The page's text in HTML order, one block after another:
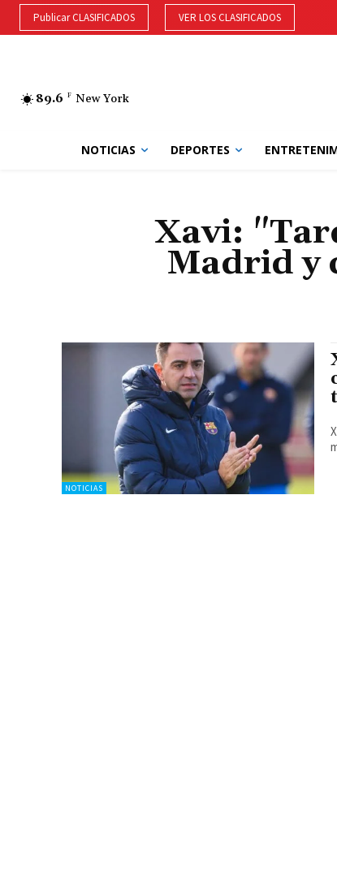
Publicar CLASIFICADOS VER LOS CLASIFICADOS
89.6 F New York
NOTICIAS DEPORTES
Xavi:
Madrid y
NOTICIAS